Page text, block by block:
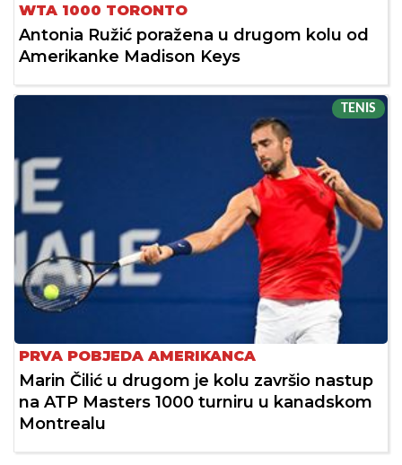
WTA 1000 TORONTO
Antonia Ružić poražena u drugom kolu od
Amerikanke Madison Keys
TENIS
PRVA POBJEDA AMERIKANCA
Marin Čilić u drugom je kolu završio nastup
na ATP Masters 1000 turniru u kanadskom
Montrealu